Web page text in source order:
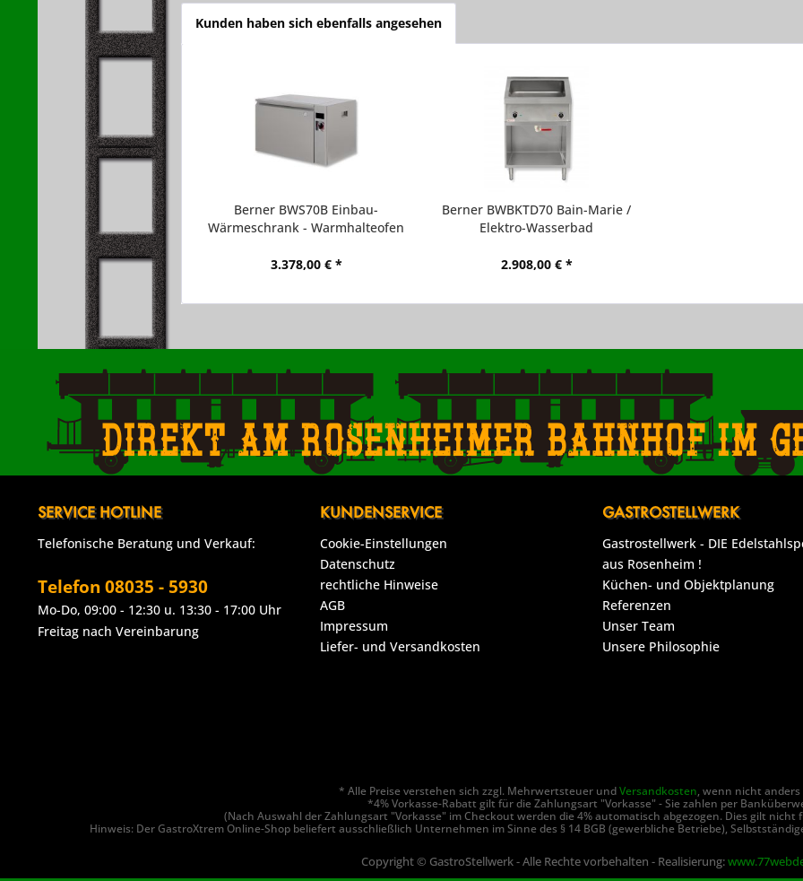
Kunden haben sich ebenfalls angesehen
Berner BWS70B Einbau-
Wärmeschrank - Warmhalteofen
3.378,00 € *
Berner BWBKTD70 Bain-Marie /
Elektro-Wasserbad
2.908,00 € *
Direkt am Rosenheimer Bahnhof im
SERVICE HOTLINE
Telefonische Beratung und Verkauf:
Telefon 08035 - 5930
Mo-Do, 09:00 - 12:30 u. 13:30 - 17:00 Uhr
Freitag nach Vereinbarung
KUNDENSERVICE
Cookie-Einstellungen
Datenschutz
rechtliche Hinweise
AGB
Impressum
Liefer- und Versandkosten
GASTROSTELLWERK
Gastrostellwerk - DIE
aus Rosenheim !
Küchen- und Objektplanung
Referenzen
Unser Team
Unsere Philosophie
* Alle Preise verstehen sich zzgl. Mehrwertsteuer undVersandkosten, wenn nicht
*4% Vorkasse-Rabatt gilt für die Zahlungsart "Vorkasse" - Sie zahlen per
(Nach Auswahl der Zahlungsart "Vorkasse" im Checkout werden die 4% automatisch abgezogen. Dies gilt nicht
Hinweis: Der GastroXtrem Online-Shop beliefert ausschließlich Unternehmen im Sinne des § 14 BGB (gewerbliche Betriebe),
Copyright © GastroStellwerk - Alle Rechte vorbehalten - Realisierung: